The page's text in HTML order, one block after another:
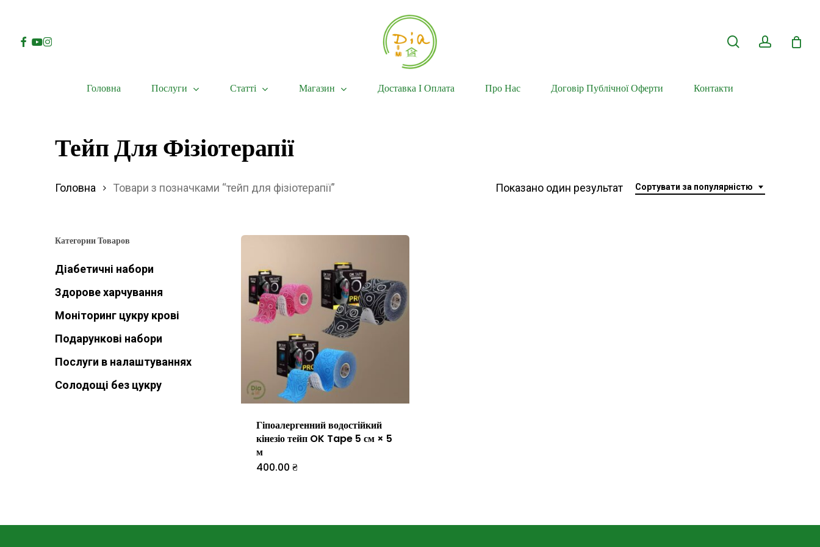
mainFacebook
Youtube
Instagram
Головна Послуги Статті Магазин Доставка І Оплата Про Нас Договір Публічної Оферти Контакти
Тейп Для Фізіотерапії
Сортувати за популярністю
Показано один результат
Головна Товари з позначками “тейп для фізіотерапії”
Категории Товаров
Діабетичні набори
Здорове харчування
Моніторинг цукру крові
Подарункові набори
Послуги в налаштуваннях
Солодощі без цукру
Гіпоалергенний водостійкий
кінезіо тейп OK Tape 5 см × 5
м
400.00₴
кілька